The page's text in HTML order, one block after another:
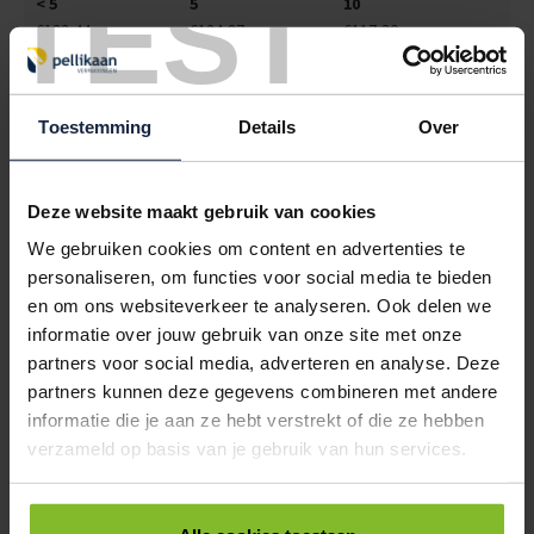
TEST
Toestemming Details Over
Deze website maakt gebruik van cookies
We gebruiken cookies om content en advertenties te
personaliseren, om functies voor social media te bieden
en om ons websiteverkeer te analyseren. Ook delen we
informatie over jouw gebruik van onze site met onze
partners voor social media, adverteren en analyse. Deze
partners kunnen deze gegevens combineren met andere
informatie die je aan ze hebt verstrekt of die ze hebben
verzameld op basis van je gebruik van hun services.
€132,44
€124,87 €117,30
5017035 €0,00
ROL PLASTIC FOLIE 100CM / 100 METER LDPE DIKTE 0.10
TRANSPARANT
€65,36
€61,63 €57,89
5017036 €0,00
ROL PLASTIC FOLIE 120CM / 100 METER LDPE DIKTE 0.10
TRANSPARANT
< 5
10
€78,47
€73,99 €69,50
5017038 €0,00
ROL PLASTIC FOLIE 200CM / 100 METER LDPE DIKTE 0.10